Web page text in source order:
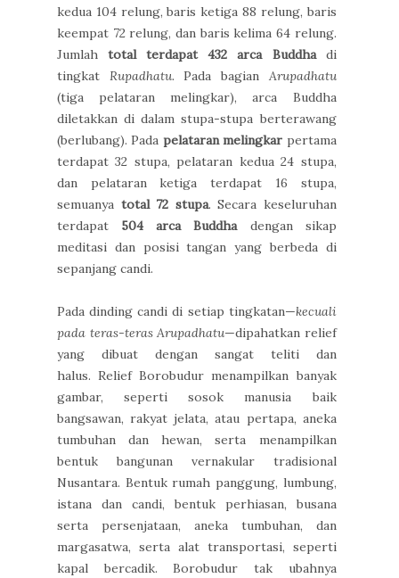
kedua 104 relung, baris ketiga 88 relung, baris
keempat 72 relung, dan baris kelima 64 relung.
Jumlahtotal terdapat 432 arca Buddhadi
tingkat Rupadhatu. Pada bagian Arupadhatu
(tiga pelataran melingkar), arca Buddha
diletakkan di dalam stupa-stupa berterawang
(berlubang). Pada pelataran melingkar pertama
terdapat 32 stupa, pelataran kedua 24 stupa,
dan pelataran ketiga terdapat 16 stupa,
semuanya total 72 stupa. Secara keseluruhan
terdapat 504 arca Buddhadengan sikap
meditasi dan posisi tangan yang berbeda di
sepanjang candi.
Pada dinding candi di setiap tingkatan—kecuali
pada teras-teras Arupadhatu—dipahatkan relief
yang dibuat dengan sangat teliti dan
halus. Relief Borobudur menampilkan banyak
gambar, seperti sosok manusia baik
bangsawan, rakyat jelata, atau pertapa, aneka
tumbuhan dan hewan, serta menampilkan
bentuk bangunan vernakular tradisional
Nusantara. Bentuk rumah panggung, lumbung,
istana dan candi, bentuk perhiasan, busana
serta persenjataan, aneka tumbuhan, dan
margasatwa, serta alat transportasi, seperti
kapal bercadik. Borobudur tak ubahnya